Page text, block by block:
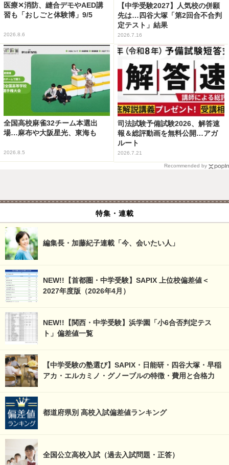
医療✕消防、縫合デモやAED講
習も「おしごと体験博」9/5
2026.8.6
【中学受験2027】人気校の併願
先は…四谷大塚「第2回合不合判
定テスト」結果
2026.7.16
全国高校麻雀32チーム本選出
場…麻布や大阪星光、東海も
2026.8.5
司法試験予備試験2026、解答速
報＆総評動画を無料公開…アガ
ルート
2026.7.21
Recommended by
特集・連載
編集長・加藤紀子連載「今、会いたい人」
NEW!!【首都圏・中学受験】SAPIX 上位校偏差値＜
2027年度版（2026年4月）
NEW!!【関西・中学受験】浜学園「小6合否判定テス
ト」偏差値一覧
【中学受験の塾選び】SAPIX・日能研・四谷大塚・早稲
アカ・エルカミノ・グノーブルの特徴・費用と合格力
都道府県別 高校入試偏差値ランキング
全国公立高校入試（過去入試問題・正答）